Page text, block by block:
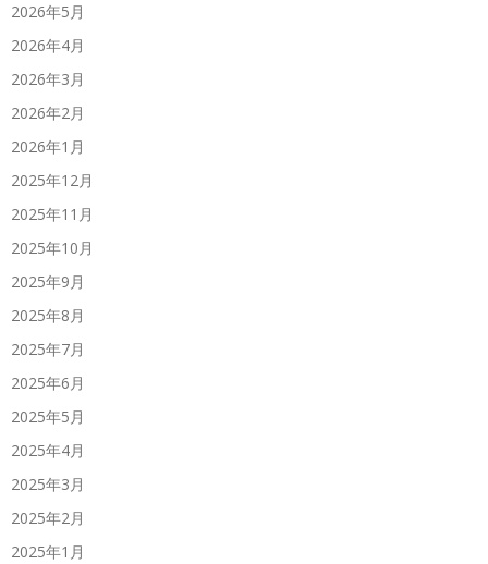
2026年5月
2026年4月
2026年3月
2026年2月
2026年1月
2025年12月
2025年11月
2025年10月
2025年9月
2025年8月
2025年7月
2025年6月
2025年5月
2025年4月
2025年3月
2025年2月
2025年1月